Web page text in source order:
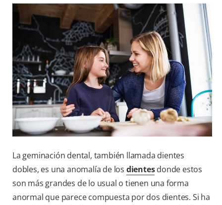
PARA PROFESIONALES
CUPONES
DÓNDE COMPRAR
PE (ES)
SUSCRÍBETE
La geminación dental, también llamada dientes
dobles, es una anomalía de los dientesdonde estos
son más grandes de lo usual o tienen una forma
anormal que parece compuesta por dos dientes. Si ha